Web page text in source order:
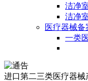
洁净
洁净
医疗器械备
一类
进口第二三类医疗器械